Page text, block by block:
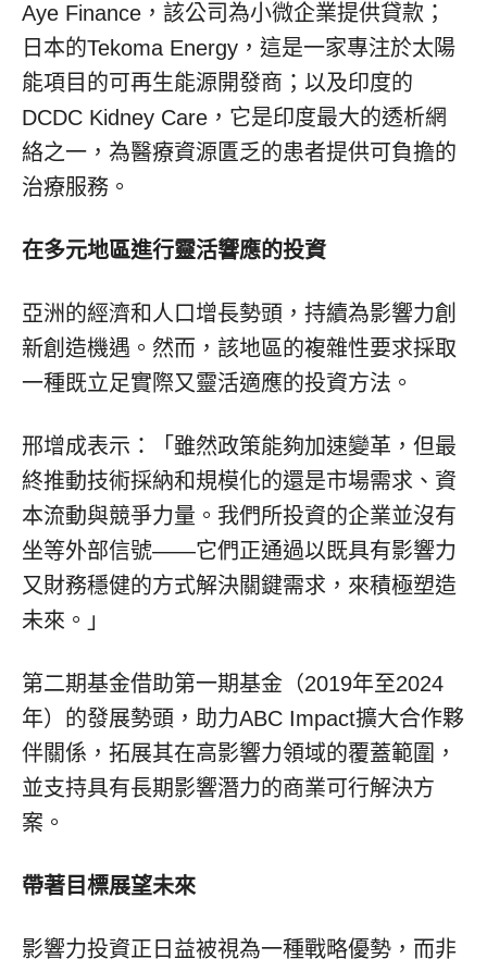
Aye Finance，該公司為小微企業提供貸款；
日本的Tekoma Energy，這是一家專注於太陽
能項目的可再生能源開發商；以及印度的
DCDC Kidney Care，它是印度最大的透析網
絡之一，為醫療資源匱乏的患者提供可負擔的
治療服務。
在多元地區進行靈活響應的投資
亞洲的經濟和人口增長勢頭，持續為影響力創
新創造機遇。然而，該地區的複雜性要求採取
一種既立足實際又靈活適應的投資方法。
邢增成表示：「雖然政策能夠加速變革，但最
終推動技術採納和規模化的還是市場需求、資
本流動與競爭力量。我們所投資的企業並沒有
坐等外部信號——它們正通過以既具有影響力
又財務穩健的方式解決關鍵需求，來積極塑造
未來。」
第二期基金借助第一期基金（2019年至2024
年）的發展勢頭，助力ABC Impact擴大合作夥
伴關係，拓展其在高影響力領域的覆蓋範圍，
並支持具有長期影響潛力的商業可行解決方
案。
帶著目標展望未來
影響力投資正日益被視為一種戰略優勢，而非